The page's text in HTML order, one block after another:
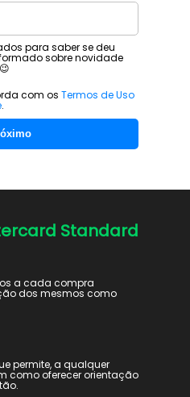
para saber se deu
sobre novidade
com os Termos de Uso
.
Standard
a cada compra
dos mesmos como
permite, a qualquer
como oferecer orientação